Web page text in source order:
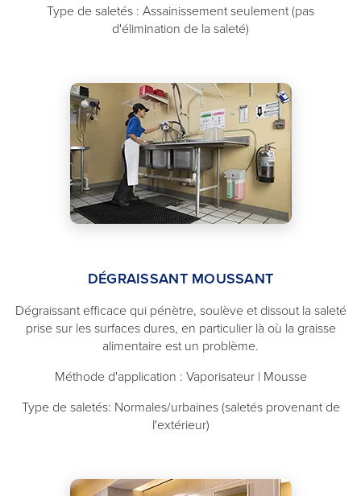
Type de saletés : Assainissement seulement (pas
d'élimination de la saleté)
DÉGRAISSANT MOUSSANT
Dégraissant efficace qui pénètre, soulève et dissout la saleté
prise sur les surfaces dures, en particulier là où la graisse
alimentaire est un problème.
Méthode d'application : Vaporisateur | Mousse
Type de saletés: Normales/urbaines (saletés provenant de
l'extérieur)